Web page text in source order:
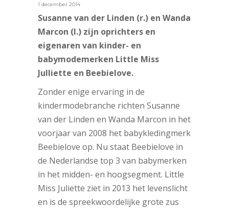
1 december 2014
Susanne van der Linden (r.) en Wanda
Marcon (l.) zijn oprichters en
eigenaren van kinder- en
babymodemerken Little Miss
Julliette en Beebielove.
Zonder enige ervaring in de
kindermodebranche richten Susanne
van der Linden en Wanda Marcon in het
voorjaar van 2008 het babykledingmerk
Beebielove op. Nu staat Beebielove in
de Nederlandse top 3 van babymerken
in het midden- en hoogsegment. Little
Miss Juliette ziet in 2013 het levenslicht
en is de spreekwoordelijke grote zus